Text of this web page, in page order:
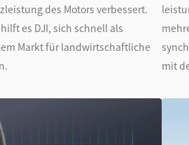
des Motors verbessert.
es DJI, sich schnell als
Markt für landwirtschaftliche
mit